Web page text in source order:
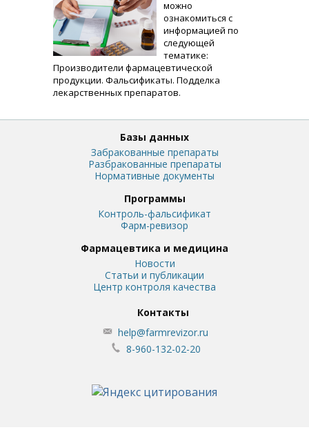
можно
ознакомиться с
информацией по
следующей
тематике:
Производители фармацевтической
продукции. Фальсификаты. Подделка
лекарственных препаратов.
Базы данных
Забракованные препараты
Разбракованные препараты
Нормативные документы
Программы
Контроль-фальсификат
Фарм-ревизор
Фармацевтика и медицина
Новости
Статьи и публикации
Центр контроля качества
Контакты
help@farmrevizor.ru
8-960-132-02-20